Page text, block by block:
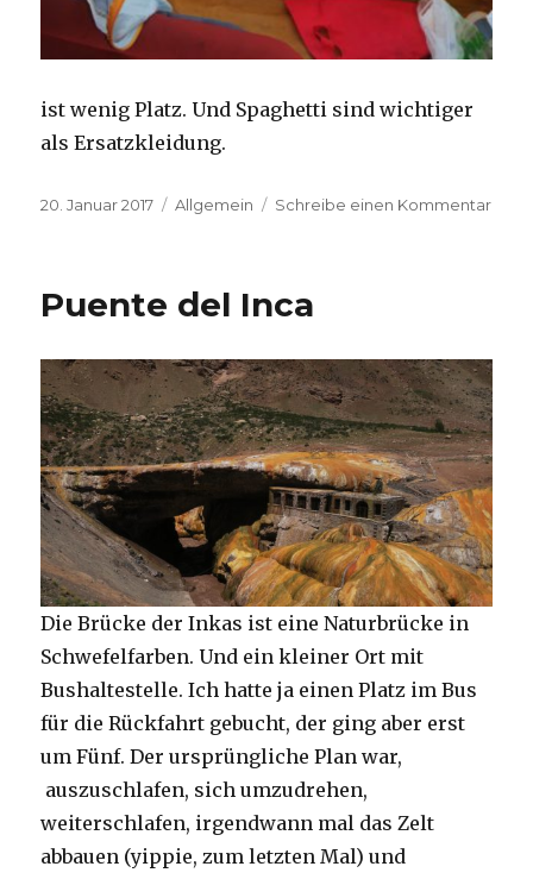
ist wenig Platz. Und Spaghetti sind wichtiger
als Ersatzkleidung.
Veröffentlicht
20. Januar 2017 Kategorien
Allgemein Schreibe einen Kommentarzu
Puente del Inca
Die Brücke der Inkas ist eine Naturbrücke in
Schwefelfarben. Und ein kleiner Ort mit
Bushaltestelle. Ich hatte ja einen Platz im Bus
für die Rückfahrt gebucht, der ging aber erst
um Fünf. Der ursprüngliche Plan war,
auszuschlafen, sich umzudrehen,
weiterschlafen, irgendwann mal das Zelt
abbauen (yippie, zum letzten Mal) und